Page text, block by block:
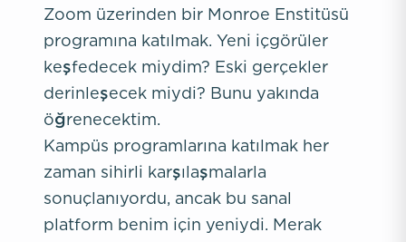
Zoom üzerinden bir Monroe Enstitüsü
programına katılmak. Yeni içgörüler
keşfedecek miydim? Eski gerçekler
derinleşecek miydi? Bunu yakında
öğrenecektim.
Kampüs programlarına katılmak her
zaman sihirli karşılaşmalarla
sonuçlanıyordu, ancak bu sanal
platform benim için yeniydi. Merak